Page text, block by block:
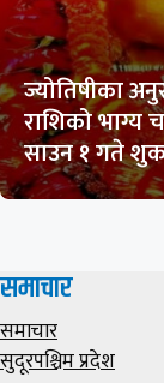
ज्योतिषीका
राशिको भाग्य
साउन १ गते
समाचार
समाचार
सुदूरपश्चिम प्रदेश